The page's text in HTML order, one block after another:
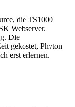
die TS1000
Webserver.
Die
gekostet, Phyton
erst erlernen.